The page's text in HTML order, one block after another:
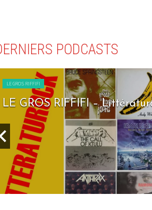
PODCASTS
LE GROS RIFFIFI
LE GROS RIFFIFI – Seven